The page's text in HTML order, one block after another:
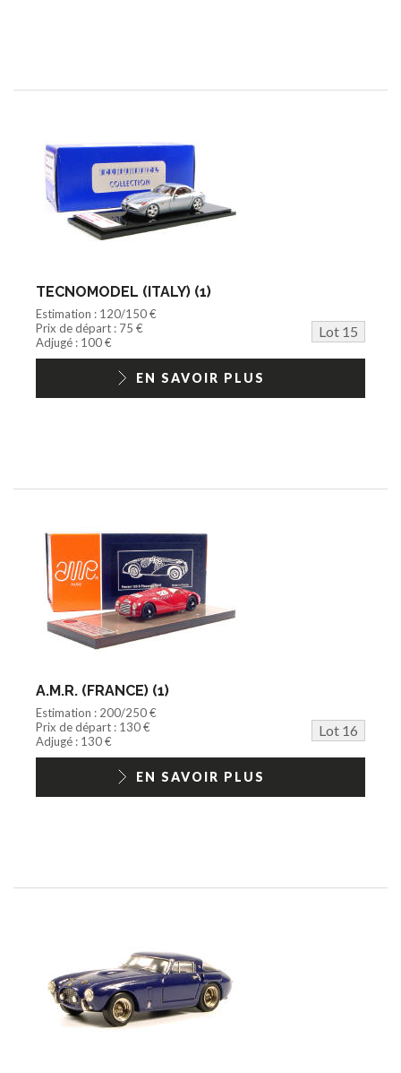
TECNOMODEL (ITALY) (1)
Estimation : 120/150 €
Prix de départ : 75 €
Lot 15
Adjugé : 100 €
EN SAVOIR PLUS
A.M.R. (FRANCE) (1)
Estimation : 200/250 €
Prix de départ : 130 €
Lot 16
Adjugé : 130 €
EN SAVOIR PLUS